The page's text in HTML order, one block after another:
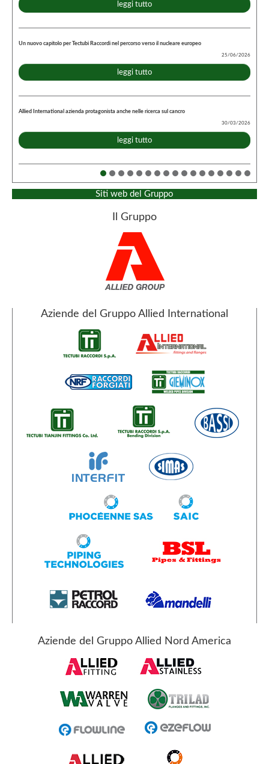
leggi tutto
Un nuovo capitolo per Tectubi Raccordi nel percorso verso il nucleare europeo
25/06/2026
leggi tutto
Allied International azienda protagonista anche nelle ricerca sul cancro
30/03/2026
leggi tutto
Siti web del Gruppo
Il Gruppo
Aziende del Gruppo Allied International
Aziende del Gruppo Allied Nord America